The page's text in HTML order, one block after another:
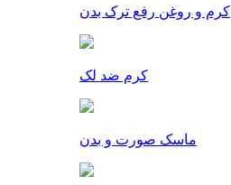
کرم و روغن رفع ترک بدن
کرم ضد لک
ماسک صورت و بدن